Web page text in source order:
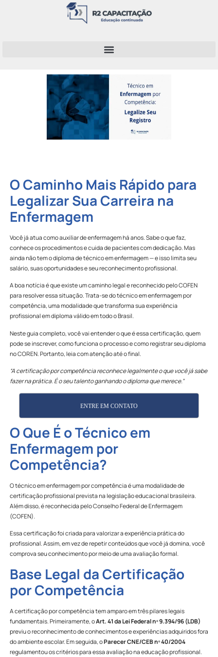
O Caminho Mais Rápido para
Legalizar Sua Carreira na
Enfermagem
Você já atua como auxiliar de enfermagem há anos. Sabe o que faz,
conhece os procedimentos e cuida de pacientes com dedicação. Mas
ainda não tem o diploma de técnico em enfermagem — e isso limita seu
salário, suas oportunidades e seu reconhecimento profissional.
A boa notícia é que existe um caminho legal e reconhecido pelo COFEN
para resolver essa situação. Trata-se do técnico em enfermagem por
competência, uma modalidade que transforma sua experiência
profissional em diploma válido em todo o Brasil.
Neste guia completo, você vai entender o que é essa certificação, quem
pode se inscrever, como funciona o processo e como registrar seu diploma
no COREN. Portanto, leia com atenção até o final.
“A certificação por competência reconhece legalmente o que você já sabe
fazer na prática. É o seu talento ganhando o diploma que merece.”
ENTRE EM CONTATO
O Que É o Técnico em
Enfermagem por
Competência?
O técnico em enfermagem por competência é uma modalidade de
certificação profissional prevista na legislação educacional brasileira.
Além disso, é reconhecida pelo Conselho Federal de Enfermagem
(COFEN).
Essa certificação foi criada para valorizar a experiência prática do
profissional. Assim, em vez de repetir conteúdos que você já domina, você
comprova seu conhecimento por meio de uma avaliação formal.
Base Legal da Certificação
por Competência
A certificação por competência tem amparo em três pilares legais
fundamentais. Primeiramente, oArt. 41 da Lei Federal nº 9.394/96 (LDB)
previu o reconhecimento de conhecimentos e experiências adquiridos fora
do ambiente escolar. Em seguida, oParecer CNE/CEB nº 40/2004
regulamentou os critérios para essa avaliação na educação profissional.